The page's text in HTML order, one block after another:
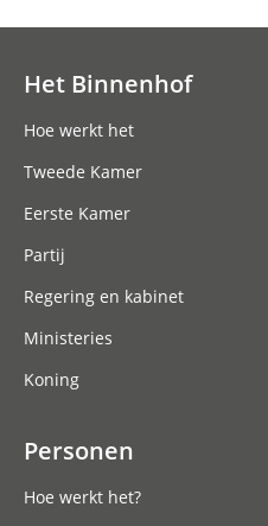
Het Binnenhof
Hoe werkt het
Tweede Kamer
Eerste Kamer
Partij
Regering en kabinet
Ministeries
Koning
Personen
Hoe werkt het?